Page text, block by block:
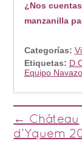
¿Nos
manzanilla
Categorías:
Etiquetas:
Equipo
Post
←
Château
d’Yquem